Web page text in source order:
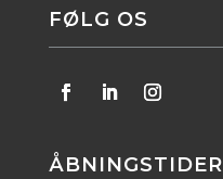
FØLG OS
ÅBNINGSTIDER